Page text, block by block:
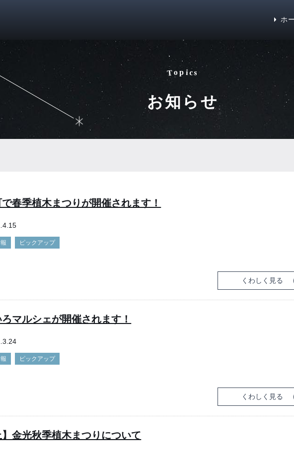
ホ
お知らせ
Top ics
春季植木まつりが開催されます！
ピックアップ
くわしく見る
マルシェが開催されます！
ピックアップ
くわしく見る
】金光秋季植木まつりについて